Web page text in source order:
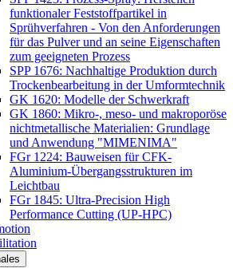
funktionaler Feststoffpartikel in
Sprühverfahren - Von den Anforderungen
für das Pulver und an seine Eigenschaften
zum geeigneten Prozess
SPP 1676: Nachhaltige Produktion durch
Trockenbearbeitung in der Umformtechnik
GK 1620: Modelle der Schwerkraft
GK 1860: Mikro-, meso- und makroporöse
nichtmetallische Materialien: Grundlage
und Anwendung "MIMENIMA"
FGr 1224: Bauweisen für CFK-
Aluminium-Übergangsstrukturen im
Leichtbau
FGr 1845: Ultra-Precision High
Performance Cutting (UP-HPC)